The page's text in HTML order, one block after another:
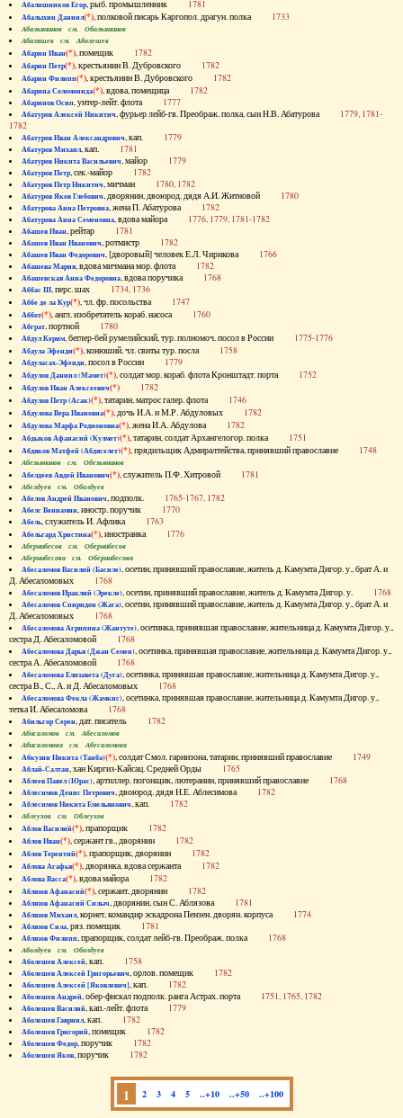
Абалишников Егор, рыб. промышленник 1781
Абалыхин Даниил(*), полковой писарь Каргопол. драгун. полка 1733
Абальянинов см. Обольянинов
Абаляшев см. Аболешев
Абарин Иван(*), помещик 1782
Абарин Петр(*), крестьянин В. Дубровского 1782
Абарин Филипп(*), крестьянин В. Дубровского 1782
Абарина Соломонида(*), вдова, помещица 1782
Абаринов Осип, унтер-лейт. флота 1777
Абатуров Алексей Никитич, фурьер лейб-гв. Преображ. полка, сын Н.В. Абатурова 1779, 1781-
1782
Абатуров Иван Александрович, кап. 1779
Абатуров Михаил, кап. 1781
Абатуров Никита Васильевич, майор 1779
Абатуров Петр, сек.-майор 1782
Абатуров Петр Никитич, мичман 1780, 1782
Абатуров Яков Глебович, дворянин, двоюрод. дядя А.И. Житновой 1780
Абатурова Анна Петровна, жена П. Абатурова 1782
Абатурова Анна Семеновна, вдова майора 1776, 1779, 1781-1782
Абашев Иван, рейтар 1781
Абашев Иван Иванович, ротмистр 1782
Абашев Иван Федорович, [дворовый] человек Е.Л. Чирикова 1766
Абашева Мария, вдова мичмана мор. флота 1782
Абашевская Анна Федоровна, вдова поручика 1768
Аббас III, перс. шах 1734, 1736
Аббе де ла Кур(*), чл. фр. посольства 1747
Аббот(*), англ. изобретатель кораб. насоса 1760
Абграт, портной 1780
Абдул Керим, беглер-бей румелийский, тур. полномоч. посол в России 1775-1776
Абдула Эфенди(*), конюший, чл. свиты тур. посла 1758
Абдуласах-Эфенди, посол в России 1779
Абдулов Даниил (Мамет)(*), солдат мор. кораб. флота Кронштадт. порта 1752
Абдулов Иван Алексеевич(*) 1782
Абдулов Петр (Асак)(*), татарин, матрос галер. флота 1746
Абдулова Вера Ивановна(*), дочь И.А. и М.Р. Абдуловых 1782
Абдулова Марфа Родионовна(*), жена И.А. Абдулова 1782
Абдыков Афанасий (Кулмет)(*), татарин, солдат Архангелогор. полка 1751
Абдяков Матфей (Абдяселет)(*), прядильщик Адмиралтейства, принявший православие 1748
Абезьянинов см. Обезьянинов
Абелдеев Авдей Иванович(*), служитель П.Ф. Хитровой 1781
Абелдуев см. Оболдуев
Абелов Андрей Иванович, подполк. 1765-1767, 1782
Абелс Вениамин, иностр. поручик 1770
Абель, служитель И. Афлика 1763
Абельгард Христина(*), иностранка 1776
Абернибесов см. Обернибесов
Абернибесова см. Обернибесова
Абесаломов Василий (Басиле), осетин, принявший православие, житель д. Камумта Дигор. у., брат А. и
Д. Абесаломовых 1768
Абесаломов Ираклий (Эрекле), осетин, принявший православие, житель д. Камумта Дигор. у. 1768
Абесаломов Спиридон (Жага), осетин, принявший православие, житель д. Камумта Дигор. у., брат А. и
Д. Абесаломовых 1768
Абесаломова Агрипина (Жантуте), осетинка, принявшая православие, жительница д. Камумта Дигор. у.,
сестра Д. Абесаломовой 1768
Абесаломова Дарья (Джан Семен), осетинка, принявшая православие, жительница д. Камумта Дигор. у.,
сестра А. Абесаломовой 1768
Абесаломова Елизавета (Дуга), осетинка, принявшая православие, жительница д. Камумта Дигор. у.,
сестра В., С., А. и Д. Абесаломовых 1768
Абесаломова Фекла (Жамкис), осетинка, принявшая православие, жительница д. Камумта Дигор. у.,
тетка И. Абесаломова 1768
Абильгор Серен, дат. писатель 1782
Абисаломов см. Абесаломов
Абисаломова см. Абесаломова
Абкузин Никита (Танба)(*), солдат Смол. гарнизона, татарин, принявший православие 1749
Аблай-Салтан, хан Киргиз-Кайсац. Средней Орды 1765
Аблеев Павел (Юрас), артиллер. погонщик, лютеранин, принявший православие 1768
Аблесимов Денис Петрович, двоюрод. дядя Н.Е. Аблесимова 1782
Аблесимов Никита Емельянович, кап. 1782
Аблеухов см. Облеухов
Аблов Василий(*), прапорщик 1782
Аблов Иван(*), сержант гв., дворянин 1782
Аблов Терентий(*), прапорщик, дворянин 1782
Аблова Агафья(*), дворянка, вдова сержанта 1782
Аблова Васса(*), вдова майора 1782
Аблязов Афанасий(*), сержант, дворянин 1782
Аблязов Афанасий Силыч, дворянин, сын С. Аблязова 1781
Аблязов Михаил, корнет, командир эскадрона Пензен. дворян. корпуса 1774
Аблязов Сила, ряз. помещик 1781
Аблязов Филипп, прапорщик, солдат лейб-гв. Преображ. полка 1768
Аболдуев см. Оболдуев
Аболешев Алексей, кап. 1758
Аболешев Алексей Григорьевич, орлов. помещик 1782
Аболешев Алексей [Яковлевич], кап. 1782
Аболешев Андрей, обер-фискал подполк. ранга Астрах. порта 1751, 1765, 1782
Аболешев Василий, кап.-лейт. флота 1779
Аболешев Гавриил, кап. 1782
Аболешев Григорий, помещик 1782
Аболешев Федор, поручик 1782
Аболешев Яков, поручик 1782
1 2 3 4 5 ..+10 ..+50 ..+100